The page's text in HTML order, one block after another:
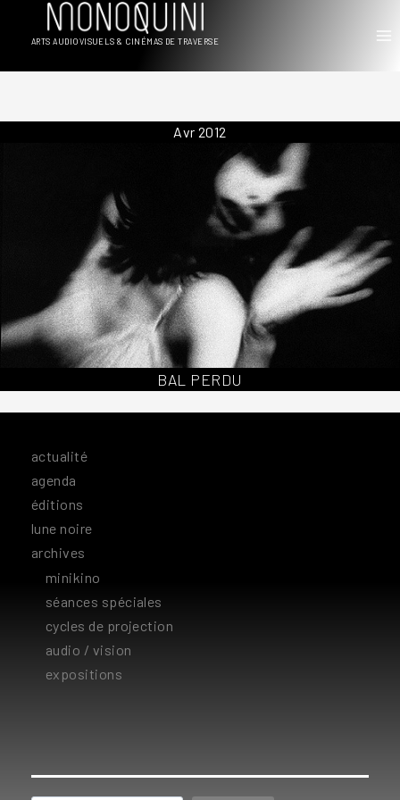
ARTS AUDIOVISUELS & CINÉMAS DE TRAVERSE
Avr 2012
BAL PERDU
actualité
agenda
éditions
lune noire
archives
minikino
séances spéciales
cycles de projection
audio / vision
expositions